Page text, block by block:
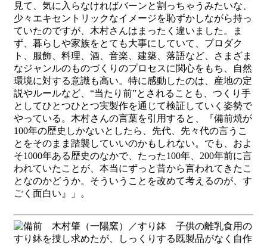
見て、気に入らなければバーンと割っちゃうみたいな、
少々エキセントリックなイメージを恥ずかしながら持っ
ていたのですが、木村さんはまったく違いました。ま
ず、暮らしや家族をとても大事にしていて、プロダク
ト、服飾、料理、酒、音楽、建築、落語など、さまざま
なジャンルのものづくりのプロセスに関心をもち、自然
環境に対する意識も高い。特に感動したのは、産地の定
説やルールなど、“当たり前”とされることも、つくり手
としてひとつひとつ実製作を通じて検証していく姿勢で
やっている。木村さんの言葉を引用すると、『備前焼が
100年の歴史しかないとしたら、先代、先々代の言うこ
とをそのまま踏襲していいのかもしれない。でも、およ
そ1000年ある歴史のなかで、たった100年、200年前に言
われていたことが、本当にずっと昔から言われてきたこ
となのかどうか。そういうことを改めて考えるのが、す
ごく面白い』」。